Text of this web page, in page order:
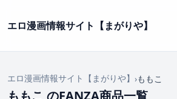
エロ漫画情報サイト【まがりや】
エロ漫画情報サイト【まがりや】 ›ももこ